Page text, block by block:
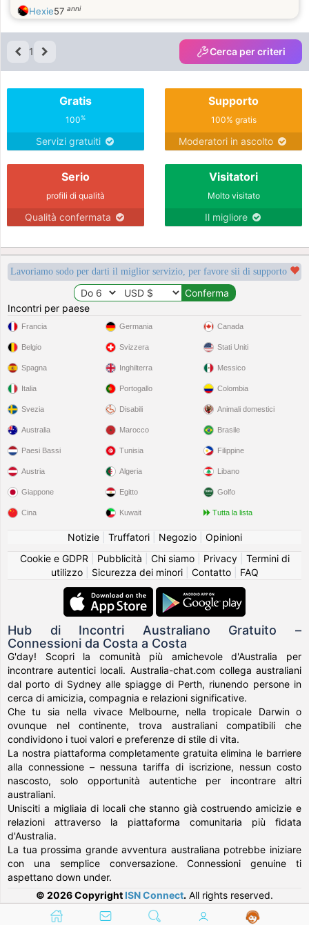
Hexie57 anni
1 Cerca per criteri
Gratis
100%
Servizi gratuiti
Supporto
100% gratis
Moderatori in ascolto
Serio
profili di qualità
Qualità confermata
Visitatori
Molto visitato
Il migliore
Lavoriamo sodo per darti il miglior servizio, per favore sii di supporto
Incontri per paese
Francia
Belgio
Spagna
Italia
Svezia
Germania
Svizzera
Inghilterra
Portogallo
Disabili
Canada
Stati Uniti
Messico
Colombia
Animali domestici
Australia
Paesi Bassi
Austria
Giappone
Cina
Marocco
Tunisia
Algeria
Egitto
Kuwait
Brasile
Filippine
Libano
Golfo
Tutta la lista
Notizie| Truffatori| Negozio| Opinioni
Cookie e GDPR
Pubblicità Chi siamo| Privacy| Termini di
utilizzo| Sicurezza dei minori| Contatto| FAQ
Hub di Incontri Australiano Gratuito –
Connessioni da Costa a Costa
G'day! Scopri la comunità più amichevole d'Australia per
incontrare autentici locali. Australia-chat.com collega australiani
dal porto di Sydney alle spiagge di Perth, riunendo persone in
cerca di amicizia, compagnia e relazioni significative.
Che tu sia nella vivace Melbourne, nella tropicale Darwin o
ovunque nel continente, trova australiani compatibili che
condividono i tuoi valori e preferenze di stile di vita.
La nostra piattaforma completamente gratuita elimina le barriere
alla connessione – nessuna tariffa di iscrizione, nessun costo
nascosto, solo opportunità autentiche per incontrare altri
australiani.
Unisciti a migliaia di locali che stanno già costruendo amicizie e
relazioni attraverso la piattaforma comunitaria più fidata
d'Australia.
La tua prossima grande avventura australiana potrebbe iniziare
con una semplice conversazione. Connessioni genuine ti
aspettano down under.
© 2026 Copyright ISN Connect. All rights reserved.